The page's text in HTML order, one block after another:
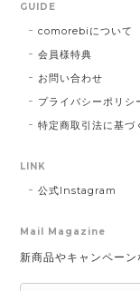
GUIDE
comorebiについて
会員様特典
お問い合わせ
プライバシーポリシ
特定商取引法に基づ
LINK
公式Instagram
Mail Magazine
新商品やキャンペーン